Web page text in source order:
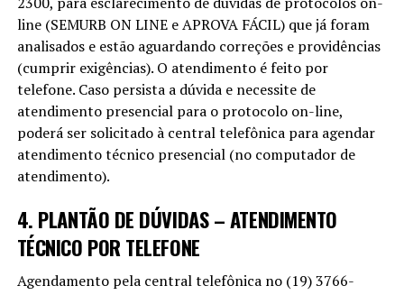
line (SEMURB ON LINE e APROVA FÁCIL) que já foram
analisados e estão aguardando correções e providências
(cumprir exigências). O atendimento é feito por
telefone. Caso persista a dúvida e necessite de
atendimento presencial para o protocolo on-line,
poderá ser solicitado à central telefônica para agendar
atendimento técnico presencial (no computador de
atendimento).
4. PLANTÃO DE DÚVIDAS – ATENDIMENTO
TÉCNICO POR TELEFONE
Agendamento pela central telefônica no (19) 3766-